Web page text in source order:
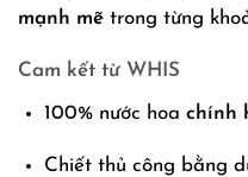
mạnh mẽ trong từng
Cam kết từ WHIS
100% nước hoachính
Chiết thủ công bằng